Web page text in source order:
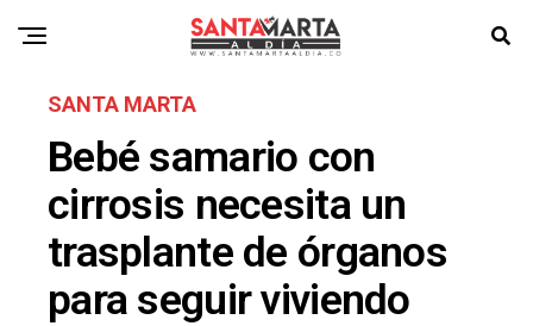
SANTA MARTA
Bebé samario con
cirrosis necesita un
trasplante de órganos
para seguir viviendo